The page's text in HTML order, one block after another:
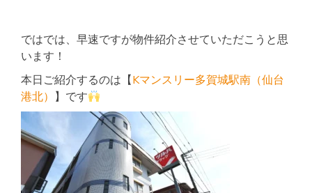
ではでは、早速ですが物件紹介させていただこうと思
います！
本日ご紹介するのは【Kマンスリー多賀城駅南（仙台
港北） 】です